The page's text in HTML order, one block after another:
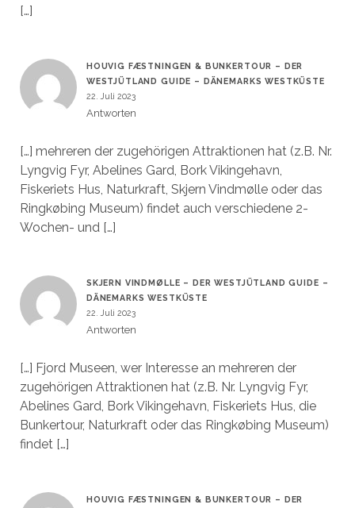
[…]
HOUVIG FÆSTNINGEN & BUNKERTOUR – DER
WESTJÜTLAND GUIDE – DÄNEMARKS WESTKÜSTE
22. Juli 2023
Antworten
[…] mehreren der zugehörigen Attraktionen hat (z.B. Nr.
Lyngvig Fyr, Abelines Gard, Bork Vikingehavn,
Fiskeriets Hus, Naturkraft, Skjern Vindmølle oder das
Ringkøbing Museum) findet auch verschiedene 2-
Wochen- und […]
SKJERN VINDMØLLE – DER WESTJÜTLAND GUIDE –
DÄNEMARKS WESTKÜSTE
22. Juli 2023
Antworten
[…] Fjord Museen, wer Interesse an mehreren der
zugehörigen Attraktionen hat (z.B. Nr. Lyngvig Fyr,
Abelines Gard, Bork Vikingehavn, Fiskeriets Hus, die
Bunkertour, Naturkraft oder das Ringkøbing Museum)
findet […]
HOUVIG FÆSTNINGEN & BUNKERTOUR – DER